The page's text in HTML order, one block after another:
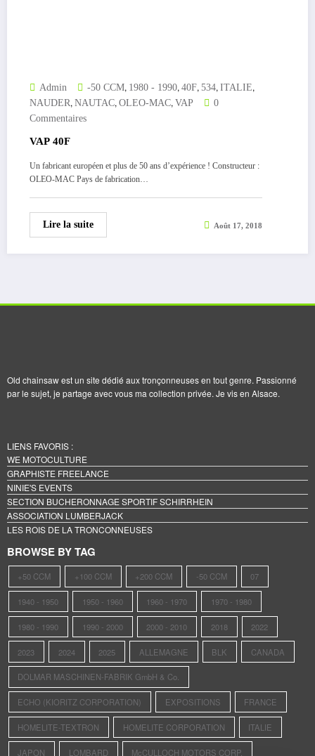
Admin -50 CCM, 1980 - 1990, 40F, 534, ITALIE,
NAUDER, NAUTAC, OLEO-MAC, VAP
0
Commentaires
VAP 40F
Un fabricant européen et plus de 50 ans d’expérience ! Constructeur :
OLEO-MAC Pays de fabrication…
Lire la suite Août 17, 2018
Old chainsaw est un site dédié aux tronçonneuses en tout genre. Passionné
par le sujet, je partage avec vous ma collection privée. Je vis en Alsace.
LIENS FAVORIS :
WE MOTOCULTURE
GRAPHISTE FREELANCE
NINIE'S EVENTS
SECTION BUCHERONNAGE SPORTIF SCHIRRHEIN
ASSOCIATION LUMBERJACK
LES ROIS DE LA TRONCONNEUSES
BROWSE BY TAG
+50 CCM +100 CCM +200 CCM -50 CCM 07
1940 - 1950 1950 - 1960 1960 - 1970 1970 - 1980
1980 - 1990 1990 - 2000 2000 - 2010 2018 2022
2023 2024 2025 ALLEMAGNE BLK CANADA
DOLMAR MASCHINEN-FABRIK GmbH & Co.
ECHO (KIORITZ CORPORATION) EXPOSITIONS FRANCE
HOMELITE-TEXTRON HOMELITE CORPORATION ITALIE
JAPON LOMBARD McCULLOCH MOTORS CORP.